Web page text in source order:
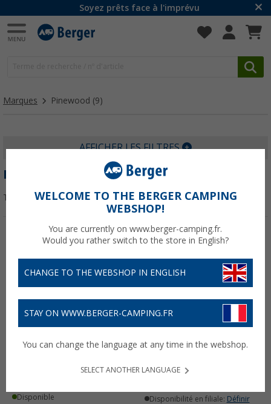
Soyez prêts face à l'imprévu
Marques Pinewood (9)
AFFICHER LES FILTRES
PINEWOOD
Trier par :
Pinewood Lappland
Extreme 2.0 pantalon
Disponible
-33%
Veste polaire Pinewood
Air Vent pour femmes
39,95 € PVC
Disponibilité en filiale: Définir
WELCOME TO THE BERGER CAMPING
WEBSHOP!
You are currently on www.berger-camping.fr.
Would you rather switch to the store in English?
CHANGE TO THE WEBSHOP IN ENGLISH
STAY ON WWW.BERGER-CAMPING.FR
You can change the language at any time in the webshop.
SELECT ANOTHER LANGUAGE